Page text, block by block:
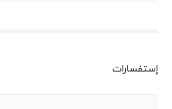
إستفسارات